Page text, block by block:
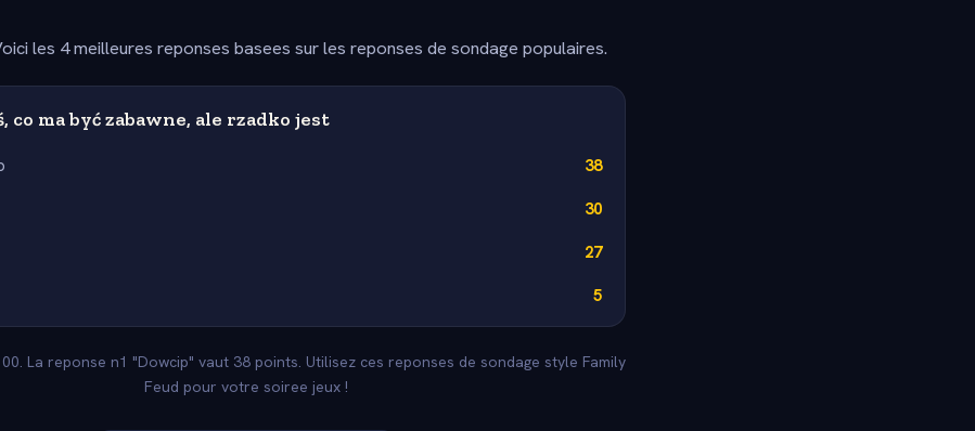
les 4 meilleures reponses basees sur les reponses de sondage populaires.
co ma być zabawne, ale rzadko jest
38
30
27
5
La reponse n1 "Dowcip" vaut 38 points. Utilisez ces reponses de sondage style Family
Feud pour votre soiree jeux !